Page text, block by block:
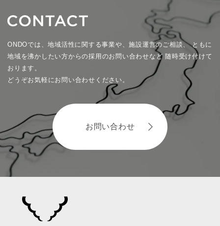
ONDOでは、地域活性に関する事業や、施設運営のご相談、ともに
地域を沸かしたい方からの採用のお問い合わせなど 随時受け付けて
おります。
どうぞお気軽にお問い合わせください。
お問い合わせ